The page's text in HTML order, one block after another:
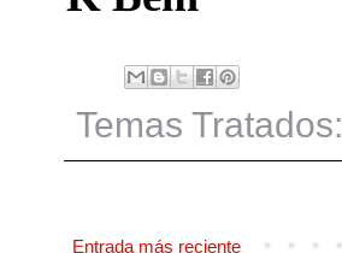
Temas Tratados:
Entrada más reciente